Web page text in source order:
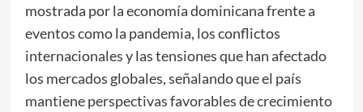
mostrada por la economía dominicana frente a
eventos como la pandemia, los conflictos
internacionales y las tensiones que han afectado
los mercados globales, señalando que el país
mantiene perspectivas favorables de crecimiento